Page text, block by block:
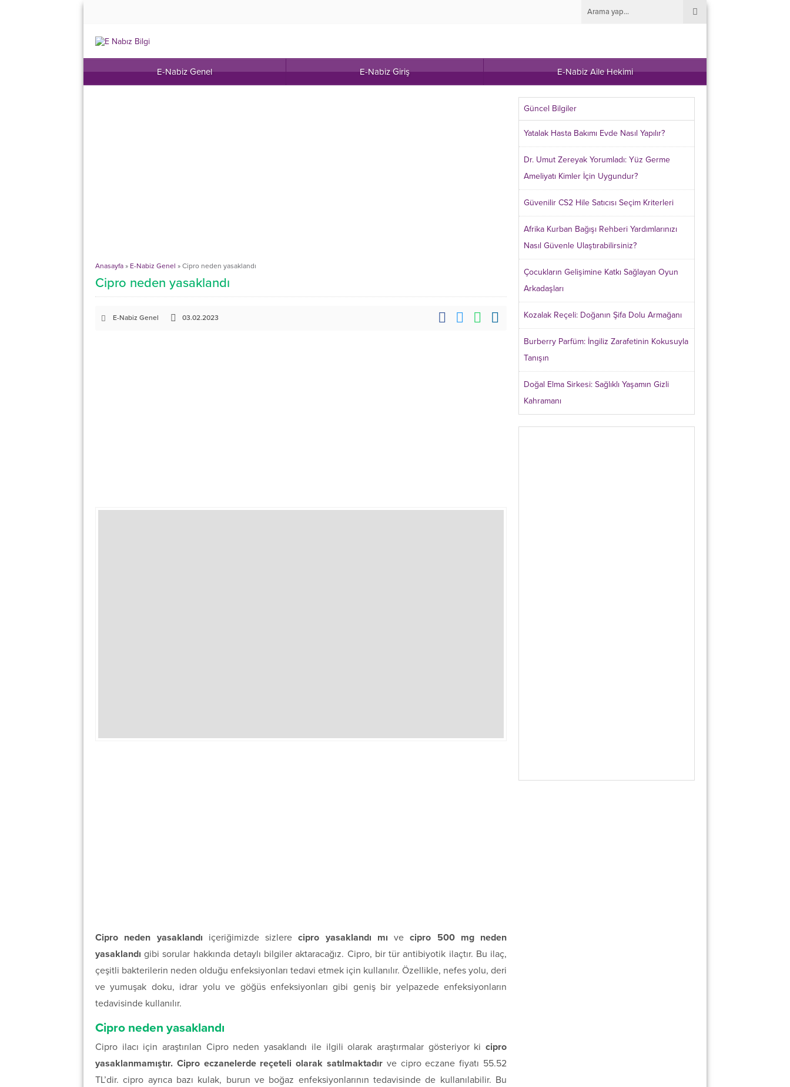
E-Nabiz Genel E-Nabiz Giriş E-Nabiz Aile Hekimi
Anasayfa » E-Nabiz Genel » Cipro neden yasaklandı
Cipro neden yasaklandı
E-Nabiz Genel 03.02.2023
Cipro neden yasaklandı içeriğimizde sizlerecipro yasaklandı mı vecipro 500 mg neden
yasaklandı gibi sorular hakkında detaylı bilgiler aktaracağız. Cipro, bir tür antibiyotik ilaçtır. Bu ilaç,
çeşitli bakterilerin neden olduğu enfeksiyonları tedavi etmek için kullanılır. Özellikle, nefes yolu, deri
ve yumuşak doku, idrar yolu ve göğüs enfeksiyonları gibi geniş bir yelpazede enfeksiyonların
tedavisinde kullanılır.
Cipro neden yasaklandı
Cipro ilacı için araştırılan Cipro neden yasaklandı ile ilgili olarak araştırmalar gösteriyor ki cipro
yasaklanmamıştır. Cipro eczanelerde reçeteli olarak satılmaktadır ve cipro eczane fiyatı 55.52
TL’dir. cipro ayrıca bazı kulak, burun ve boğaz enfeksiyonlarının tedavisinde de kullanılabilir. Bu
Güncel Bilgiler
Yatalak Hasta Bakımı Evde Nasıl Yapılır?
Dr. Umut Zereyak Yorumladı: Yüz Germe
Ameliyatı Kimler İçin Uygundur?
Güvenilir CS2 Hile Satıcısı Seçim Kriterleri
Afrika Kurban Bağışı Rehberi Yardımlarınızı
Nasıl Güvenle Ulaştırabilirsiniz?
Çocukların Gelişimine Katkı Sağlayan Oyun
Arkadaşları
Kozalak Reçeli: Doğanın Şifa Dolu Armağanı
Burberry Parfüm: İngiliz Zarafetinin Kokusuyla
Tanışın
Doğal Elma Sirkesi: Sağlıklı Yaşamın Gizli
Kahramanı